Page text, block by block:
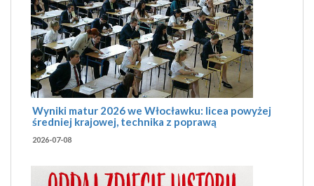
Wyniki matur 2026 we Włocławku: licea powyżej
średniej krajowej, technika z poprawą
2026-07-08